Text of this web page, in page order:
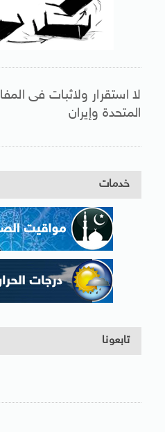
لا استقرار ولاثبات فى
المتحدة وإيران
خدمات
تابعونا